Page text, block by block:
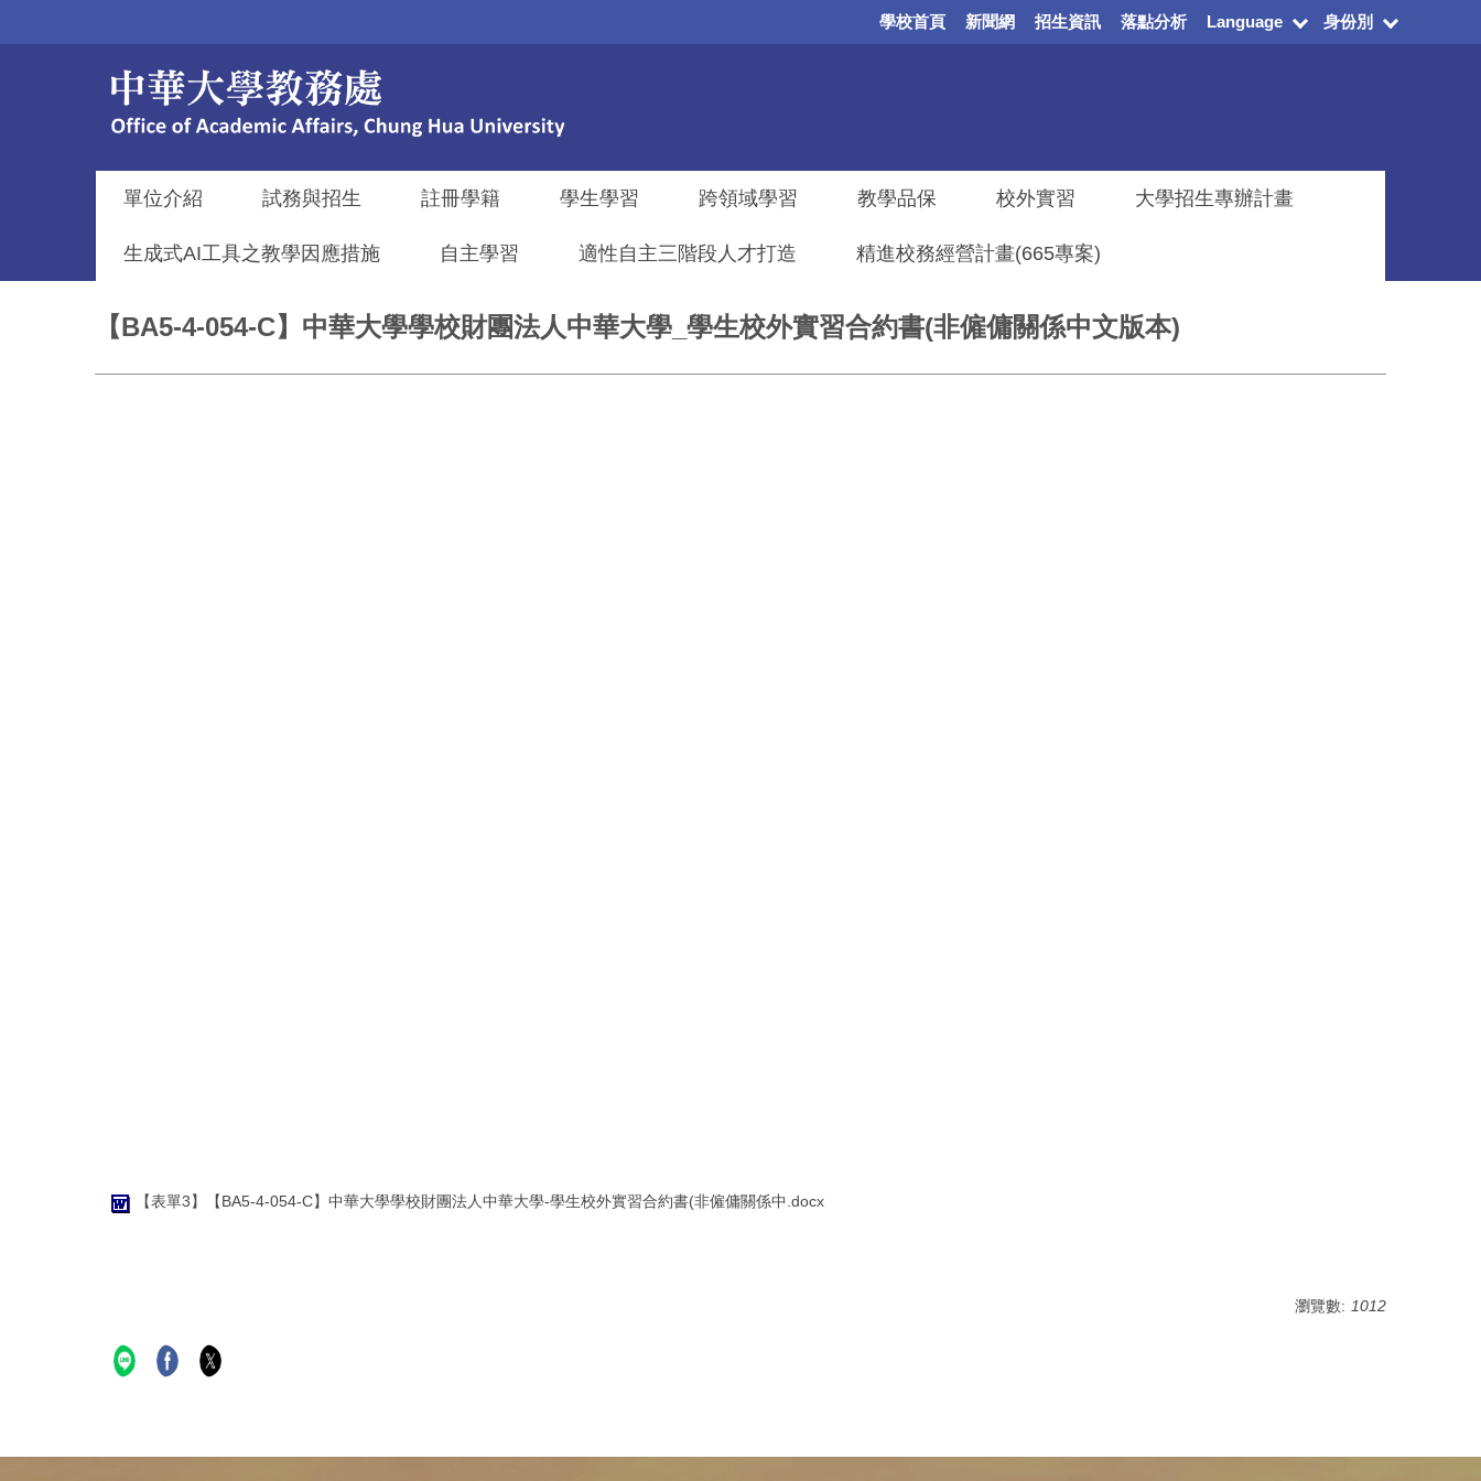
學校首頁 新聞網 招生資訊 落點分析 Language 身份別
單位介紹 試務與招生 註冊學籍 學生學習 跨領域學習 教學品保 校外實習 大學招生專辦計畫
生成式AI工具之教學因應措施 自主學習 適性自主三階段人才打造 精進校務經營計畫(665專案)
【BA5-4-054-C】中華大學學校財團法人中華大學_學生校外實習合約書(非僱傭關係中文版本)
【表單3】【BA5-4-054-C】中華大學學校財團法人中華大學-學生校外實習合約書(非僱傭關係中.docx
瀏覽數: 1012